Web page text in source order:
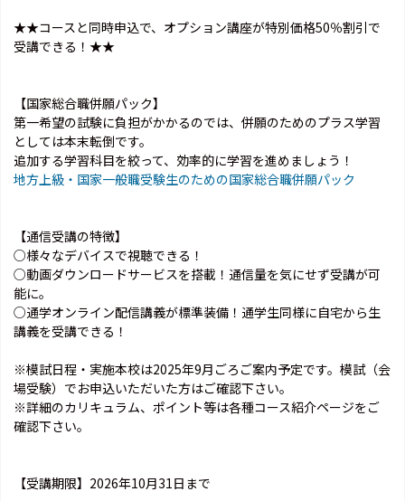
★★コースと同時申込で、オプション講座が特別価格50％割引で
受講できる！★★
【国家総合職併願パック】
第一希望の試験に負担がかかるのでは、併願のためのプラス学習
としては本末転倒です。
追加する学習科目を絞って、効率的に学習を進めましょう！
地方上級・国家一般職受験生のための国家総合職併願パック
【通信受講の特徴】
○様々なデバイスで視聴できる！
○動画ダウンロードサービスを搭載！通信量を気にせず受講が可
能に。
○通学オンライン配信講義が標準装備！通学生同様に自宅から生
講義を受講できる！
※模試日程・実施本校は2025年9月ごろご案内予定です。模試（会
場受験）でお申込いただいた方はご確認下さい。
※詳細のカリキュラム、ポイント等は各種コース紹介ページをご
確認下さい。
【受講期限】2026年10月31日まで